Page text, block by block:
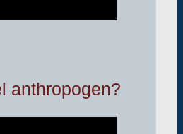
anthropogen?